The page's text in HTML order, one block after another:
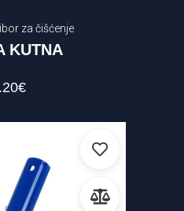
za čišćenje
KUTNA
€